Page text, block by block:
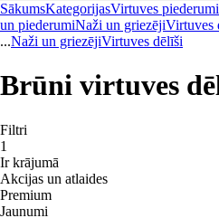
SākumsKategorijasVirtuves
un piederumiNaži un griezējiVirtuves
...Naži un griezējiVirtuves dēlīši
Brūni virtuves
Filtri
1
Ir krājumā
Akcijas un atlaides
Premium
Jaunumi